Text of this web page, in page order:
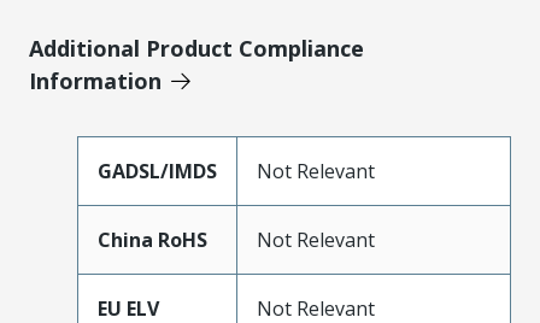
Additional Product Compliance
Information
GADSL/IMDS Not Relevant
China RoHS Not Relevant
EU ELV Not Relevant